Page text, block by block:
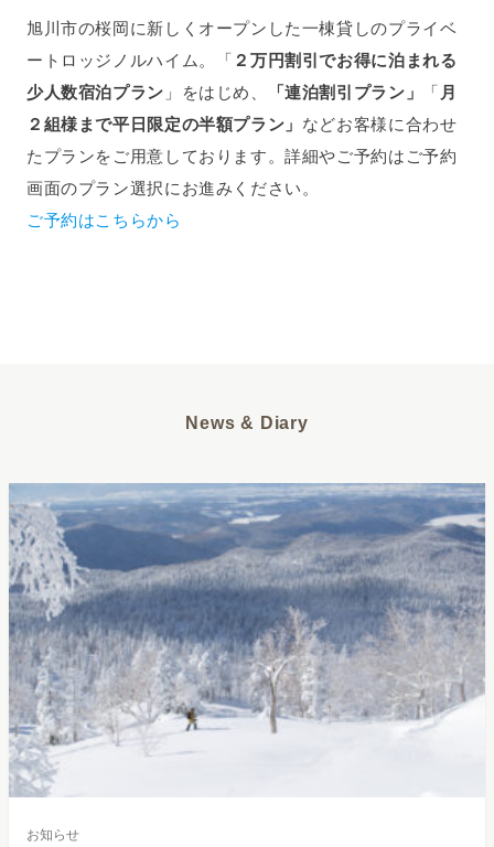
旭川市の桜岡に新しくオープンした一棟貸しのプライベ
ートロッジノルハイム。「 ２万円割引でお得に泊まれる
少人数宿泊プラン 」をはじめ、 「連泊割引プラン」 「 月
２組様まで平日限定の半額プラン」 などお客様に合わせ
たプランをご用意しております。詳細やご予約はご予約
画面のプラン選択にお進みください。
ご予約はこちらから
News & Diary
お知らせ